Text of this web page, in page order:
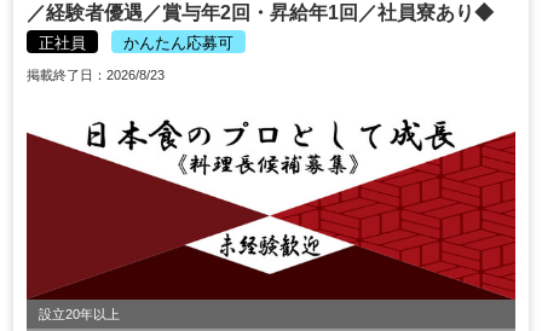
／経験者優遇／賞与年2回・昇給年1回／社員寮あり◆
正社員 かんたん応募可
掲載終了日：2026/8/23
設立20年以上